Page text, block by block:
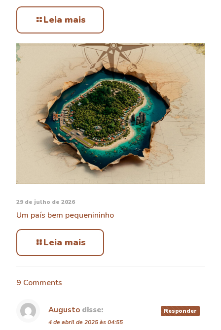
Leia mais
29 de julho de 2026
Um país bem pequenininho
Leia mais
9 Comments
Augusto disse:
4 de abril de 2025 às 04:55
Responder